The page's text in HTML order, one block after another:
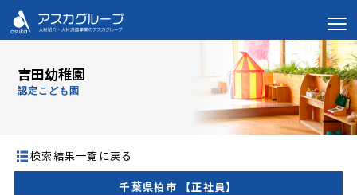
吉田幼稚園
認定こども園
検索結果一覧に戻る
千葉県柏市 【正社員】